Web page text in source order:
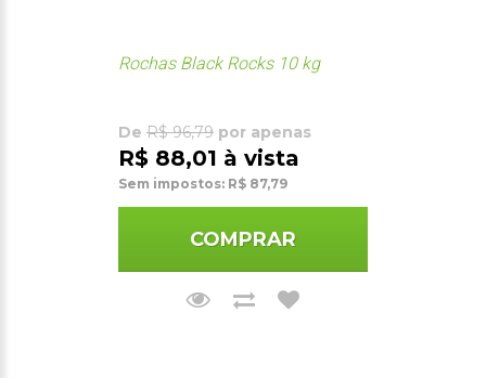
Rochas Black Rocks 10 kg
De R$ 96,79 por apenas
R$ 88,01 à vista
Sem impostos: R$ 87,79
COMPRAR